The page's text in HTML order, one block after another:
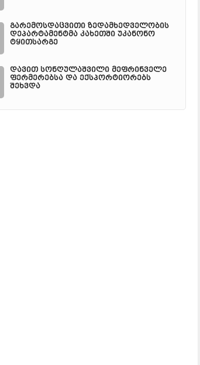
გარემოსდაცვითი ზედამხედველობის
დეპარტამენტმა კახეთში უკანონო
ტყითსარგე
დავით სონღულაშვილი მეფრინველე
ფერმერებსა და ექსპორტიორებს
შეხვდა